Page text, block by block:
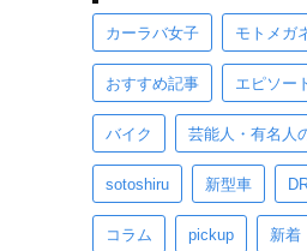
カーラバ女子 モトメガ
おすすめ記事 エピソー
バイク 芸能人・有名人
sotoshiru 新型車
コラム pickup 新着